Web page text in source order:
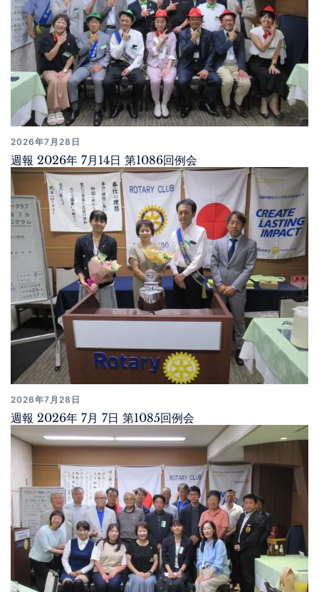
2026年7月28日
週報 2026年 7月14日 第1086回例会
2026年7月28日
週報 2026年 7月 7日 第1085回例会